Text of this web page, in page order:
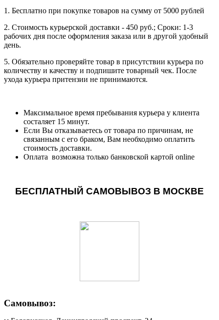
1. Бесплатно при покупке товаров на сумму от 5000 рублей
2. Стоимость курьерской доставки - 450 руб.; Сроки: 1-3
рабочих дня после оформления заказа или в другой удобный
день.
5. Обязательно проверяйте товар в присутствии курьера по
количеству и качеству и подпишите товарный чек. После
ухода курьера притензии не принимаются.
Максимальное время пребывания курьера у клиента
состаляет 15 минут.
Если Вы отказываетесь от товара по причинам, не
связанным с его браком, Вам необходимо оплатить
стоимость доставки.
Оплата возможна только банковской картой online
БЕСПЛАТНЫЙ САМОВЫВОЗ В МОСКВЕ
Самовывоз: